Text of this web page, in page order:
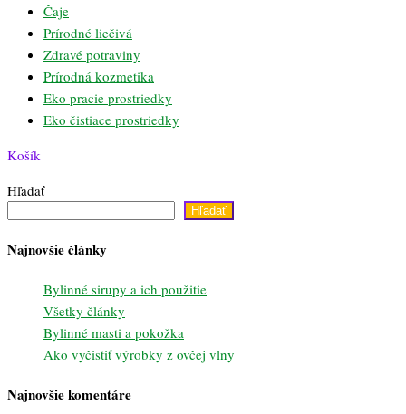
Čaje
Prírodné liečivá
Zdravé potraviny
Prírodná kozmetika
Eko pracie prostriedky
Eko čistiace prostriedky
Košík
Hľadať
Hľadať
Najnovšie články
Bylinné sirupy a ich použitie
Všetky články
Bylinné masti a pokožka
Ako vyčistiť výrobky z ovčej vlny
Najnovšie komentáre